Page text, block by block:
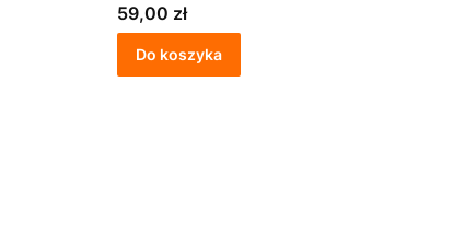
Cena
59,00 zł
Do koszyka